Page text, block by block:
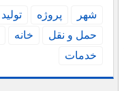
شهر پروژه تولید
حمل و نقل
خانه
خدمات